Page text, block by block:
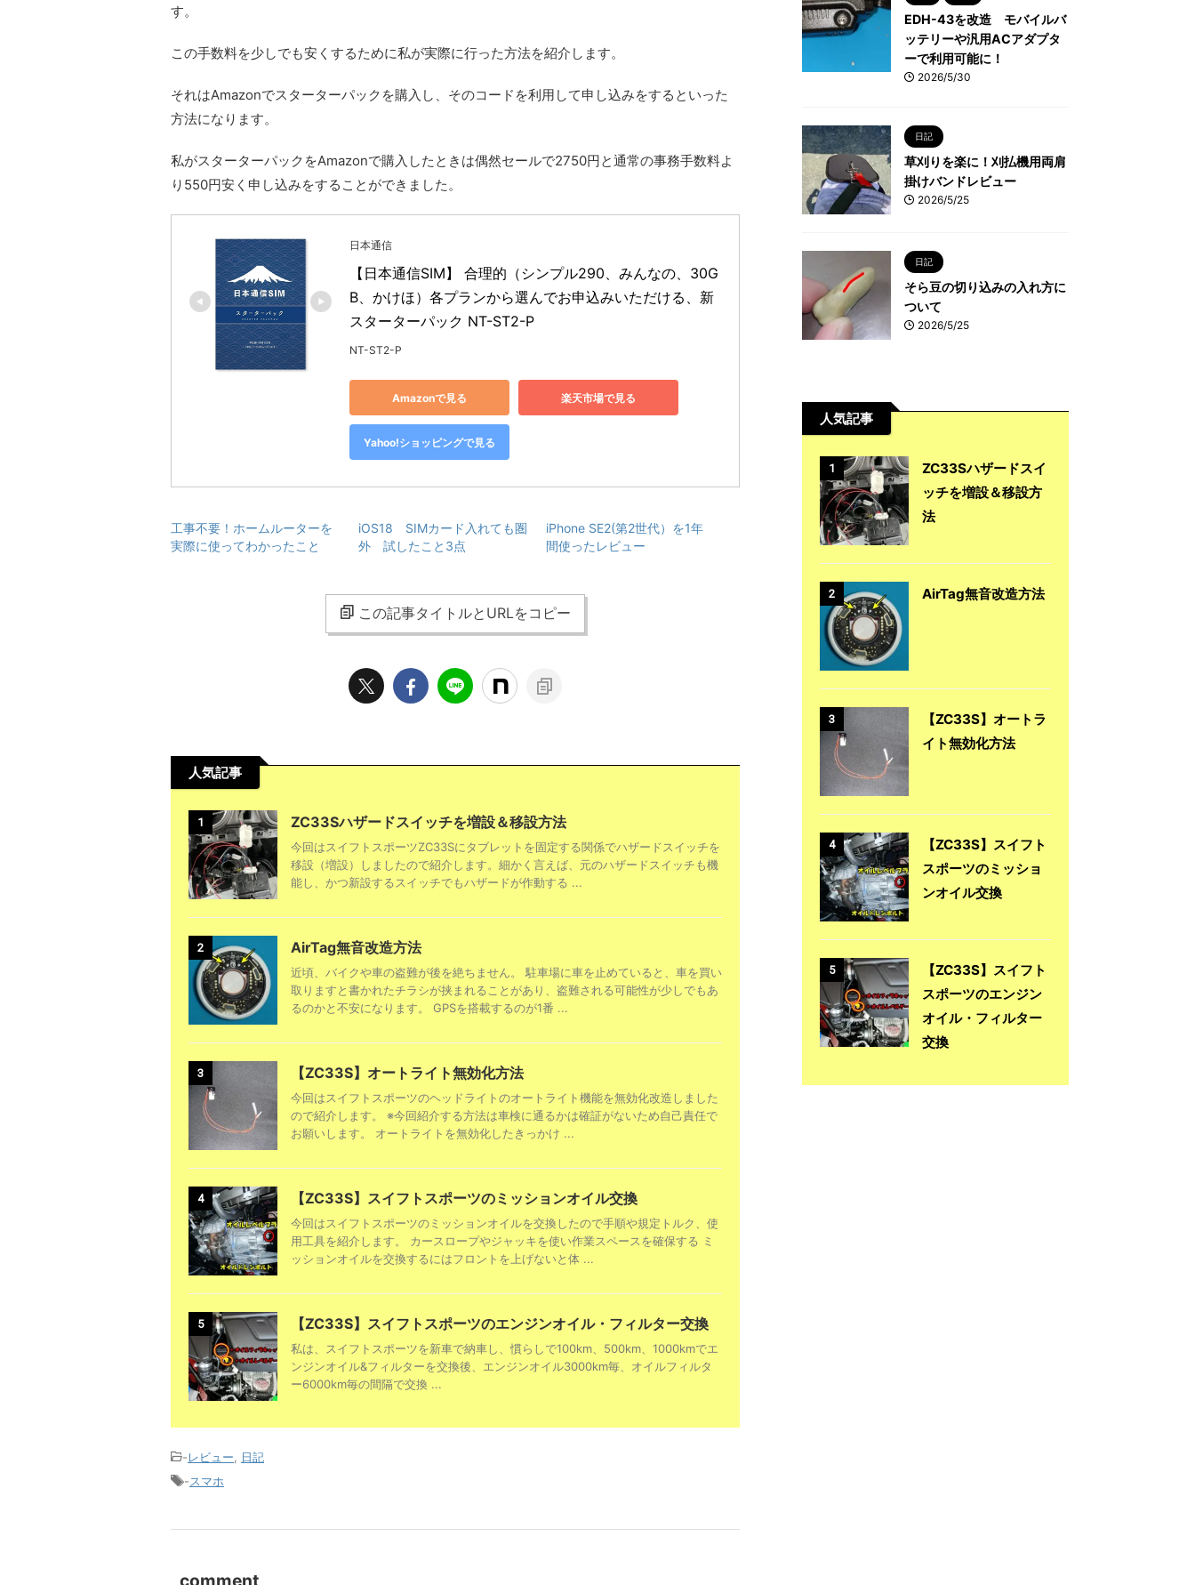
す。
この手数料を少しでも安くするために私が実際に行った方法を紹介します。
それはAmazonでスターターパックを購入し、そのコードを利用して申し込みをするといった
方法になります。
私がスターターパックをAmazonで購入したときは偶然セールで2750円と通常の事務手数料よ
り550円安く申し込みをすることができました。
日本通信
【日本通信SIM】 合理的（シンプル290、みんなの、30G
B、かけほ）各プランから選んでお申込みいただける、新
スターターパック NT-ST2-P
NT-ST2-P
Amazonで見る 楽天市場で見る
Yahoo!ショッピングで見る
工事不要！ホームルーターを
実際に使ってわかったこと
iOS18 SIMカード入れても圏
外 試したこと3点
iPhone SE2(第2世代）を1年
間使ったレビュー
この記事タイトルとURLをコピー
人気記事
1 ZC33Sハザードスイッチを増設＆移設方法
今回はスイフトスポーツZC33Sにタブレットを固定する関係でハザードスイッチを
移設（増設）しましたので紹介します。細かく言えば、元のハザードスイッチも機
能し、かつ新設するスイッチでもハザードが作動する ...
2 AirTag無音改造方法
近頃、バイクや車の盗難が後を絶ちません。 駐車場に車を止めていると、車を買い
取りますと書かれたチラシが挟まれることがあり、盗難される可能性が少しでもあ
るのかと不安になります。 GPSを搭載するのが1番 ...
3 【ZC33S】オートライト無効化方法
今回はスイフトスポーツのヘッドライトのオートライト機能を無効化改造しました
ので紹介します。 ※今回紹介する方法は車検に通るかは確証がないため自己責任で
お願いします。 オートライトを無効化したきっかけ ...
4 【ZC33S】スイフトスポーツのミッションオイル交換
今回はスイフトスポーツのミッションオイルを交換したので手順や規定トルク、使
用工具を紹介します。 カースロープやジャッキを使い作業スペースを確保する ミ
ッションオイルを交換するにはフロントを上げないと体 ...
5 【ZC33S】スイフトスポーツのエンジンオイル・フィルター交換
私は、スイフトスポーツを新車で納車し、慣らしで100km、500km、1000kmでエ
ンジンオイル&フィルターを交換後、エンジンオイル3000km毎、オイルフィルタ
ー6000km毎の間隔で交換 ...
-レビュー
日記
-スマホ
comment
EDH-43を改造 モバイルバ
ッテリーや汎用ACアダプタ
ーで利用可能に！
2026/5/30
日記
草刈りを楽に！刈払機用両肩
掛けバンドレビュー
2026/5/25
日記
そら豆の切り込みの入れ方に
ついて
2026/5/25
人気記事
1
ZC33Sハザードスイ
ッチを増設＆移設方
法
2 AirTag無音改造方法
3
【ZC33S】オートラ
イト無効化方法
4
【ZC33S】スイフト
スポーツのミッショ
ンオイル交換
5
【ZC33S】スイフト
スポーツのエンジン
オイル・フィルター
交換